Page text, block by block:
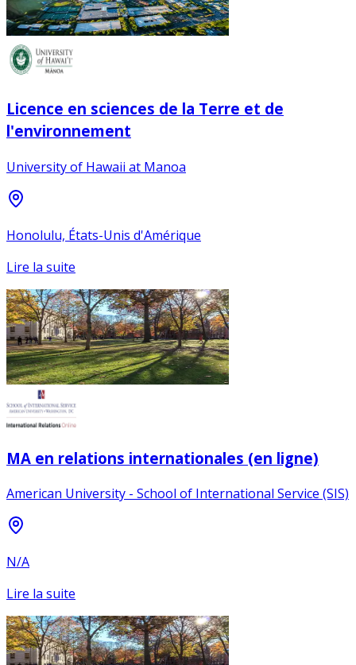
Licence en sciences de la Terre et de
l'environnement
University of Hawaii at Manoa
Honolulu, États-Unis d'Amérique
Lire la suite
MA en relations internationales (en ligne)
American University - School of International Service (SIS)
N/A
Lire la suite